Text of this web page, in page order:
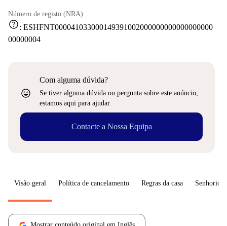
Número de registo (NRA)
help: ESHFNT000041033000149391002000000000000000000
00000004
sentiment_very_satisfied
Com alguma dúvida?
Se tiver alguma dúvida ou pergunta sobre este anúncio,
estamos aqui para ajudar.
Contacte a Nossa Equipa
Visão geral Política de cancelamento Regras da casa Senhorio